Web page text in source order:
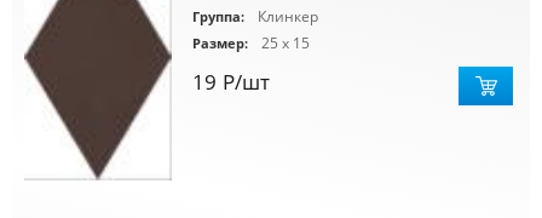
Группа:
Клинкер
Размер: 25 x 15
19 Р/шт